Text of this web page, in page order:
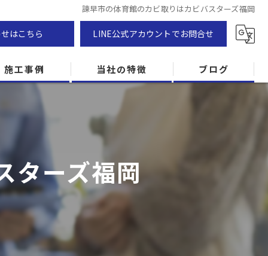
諫早市の体育館のカビ取りはカビバスターズ福岡
はこちら LINE公式アカウントでお問合せ
施工事例 当社の特徴
防カビ
カビ専門
ZEH住宅
カビ検査
ブログ
ターズ福岡